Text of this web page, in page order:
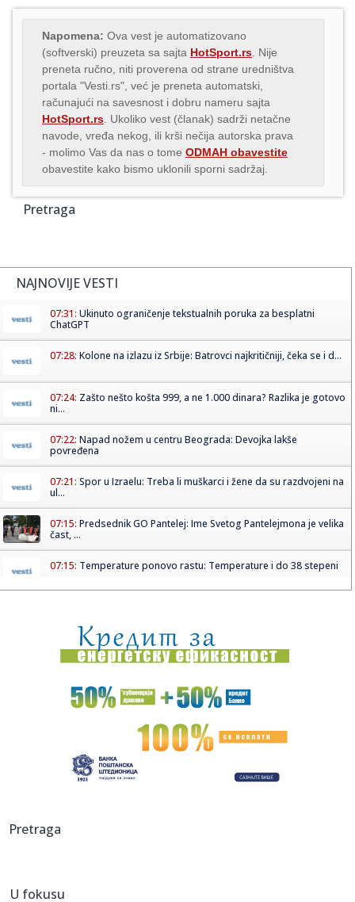
Napomena: Ova vest je automatizovano
(softverski) preuzeta sa sajta HotSport.rs . Nije
preneta ručno, niti proverena od strane uredništva
portala "Vesti.rs", već je preneta automatski,
računajući na savesnost i dobru nameru sajta
HotSport.rs . Ukoliko vest (članak) sadrži netačne
navode, vređa nekog, ili krši nečija autorska prava
- molimo Vas da nas o tome ODMAH obavestite
obavestite kako bismo uklonili sporni sadržaj.
Pretraga
NAJNOVIJE VESTI
07:31: Ukinuto ograničenje tekstualnih poruka za besplatni
ChatGPT
07:28: Kolone na izlazu iz Srbije: Batrovci najkritičniji, čeka se i d...
07:24: Zašto nešto košta 999, a ne 1.000 dinara? Razlika je gotovo
ni...
07:22: Napad nožem u centru Beograda: Devojka lakše
povređena
07:21: Spor u Izraelu: Treba li muškarci i žene da su razdvojeni na
ul...
07:15: Predsednik GO Pantelej: Ime Svetog Pantelejmona je velika
čast, ...
07:15: Temperature ponovo rastu: Temperature i do 38 stepeni
07:10:Velike razlike u cenama na beogradskim pijacama: Krompir
već od ...
07:05:Овонедељна дешавања у Новом Саду
Perfektno održavana Škoda 110 L je proputovala veliki deo
07:01:Srbija i Ukrajina potpisale memorandum o zdravlju
ovogodišnjem S...
Pretraga
U fokusu